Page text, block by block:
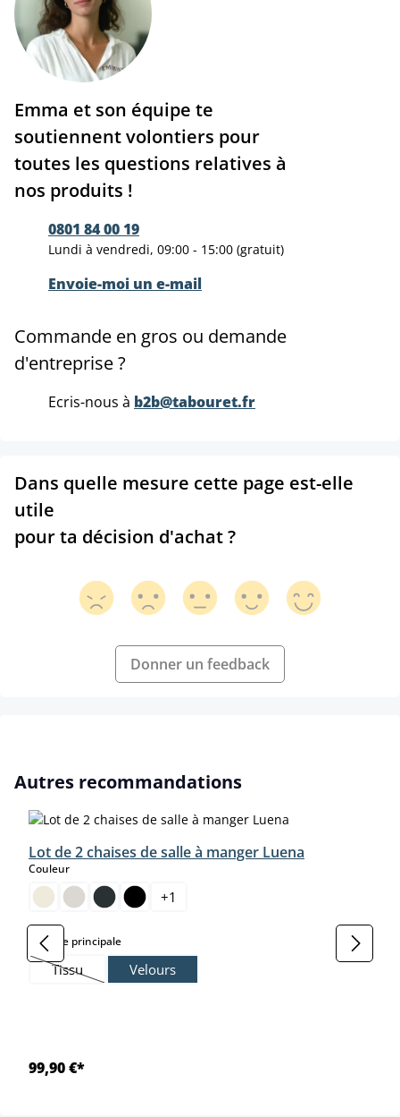
Emma et son équipe te
soutiennent volontiers pour
toutes les questions relatives à
nos produits !
0801 84 00 19
Lundi à vendredi, 09:00 - 15:00 (gratuit)
Envoie-moi un e-mail
Commande en gros ou demande
d'entreprise ?
Ecris-nous à b2b@tabouret.fr
Dans quelle mesure cette page est-elle
utile
pour ta décision d'achat ?
Donner un feedback
Ignorer la galerie de produits
Autres recommandations
Lot de 2 chaises de salle à manger Luena
Couleurselect
+1
Matière principaleselect
Tissu
(Cette option n'est pas disponible pour le moment.)
Velours
99,90 €*